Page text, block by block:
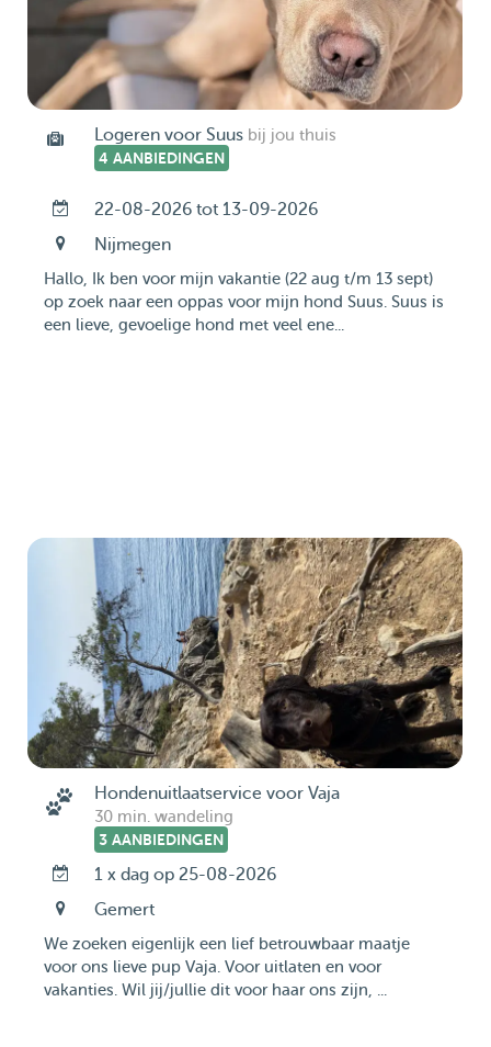
Logeren voor Suus bij jou thuis
4 AANBIEDINGEN
22-08-2026 tot 13-09-2026
Nijmegen
Hallo, Ik ben voor mijn vakantie (22 aug t/m 13 sept)
op zoek naar een oppas voor mijn hond Suus. Suus is
een lieve, gevoelige hond met veel ene...
Hondenuitlaatservice voor Vaja
30 min. wandeling
3 AANBIEDINGEN
1 x dag op 25-08-2026
Gemert
We zoeken eigenlijk een lief betrouwbaar maatje
voor ons lieve pup Vaja. Voor uitlaten en voor
vakanties. Wil jij/jullie dit voor haar ons zijn, ...